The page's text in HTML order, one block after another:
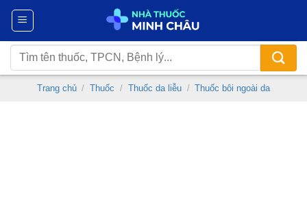
Chuyển
nội
dung
Tìm
kiếm:
Trang chủ / Thuốc / Thuốc da liễu / Thuốc bôi ngoài da